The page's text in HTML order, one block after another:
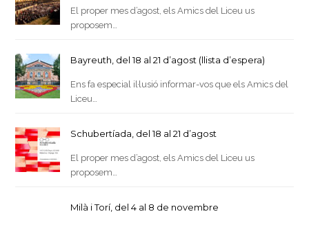
El proper mes d’agost, els Amics del Liceu us
proposem…
Bayreuth, del 18 al 21 d’agost (llista d’espera)
Ens fa especial il·lusió informar-vos que els Amics del
Liceu…
Schubertíada, del 18 al 21 d’agost
El proper mes d’agost, els Amics del Liceu us
proposem…
Milà i Torí, del 4 al 8 de novembre